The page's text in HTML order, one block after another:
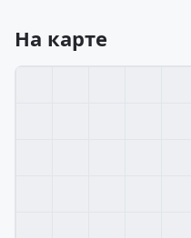
На карте